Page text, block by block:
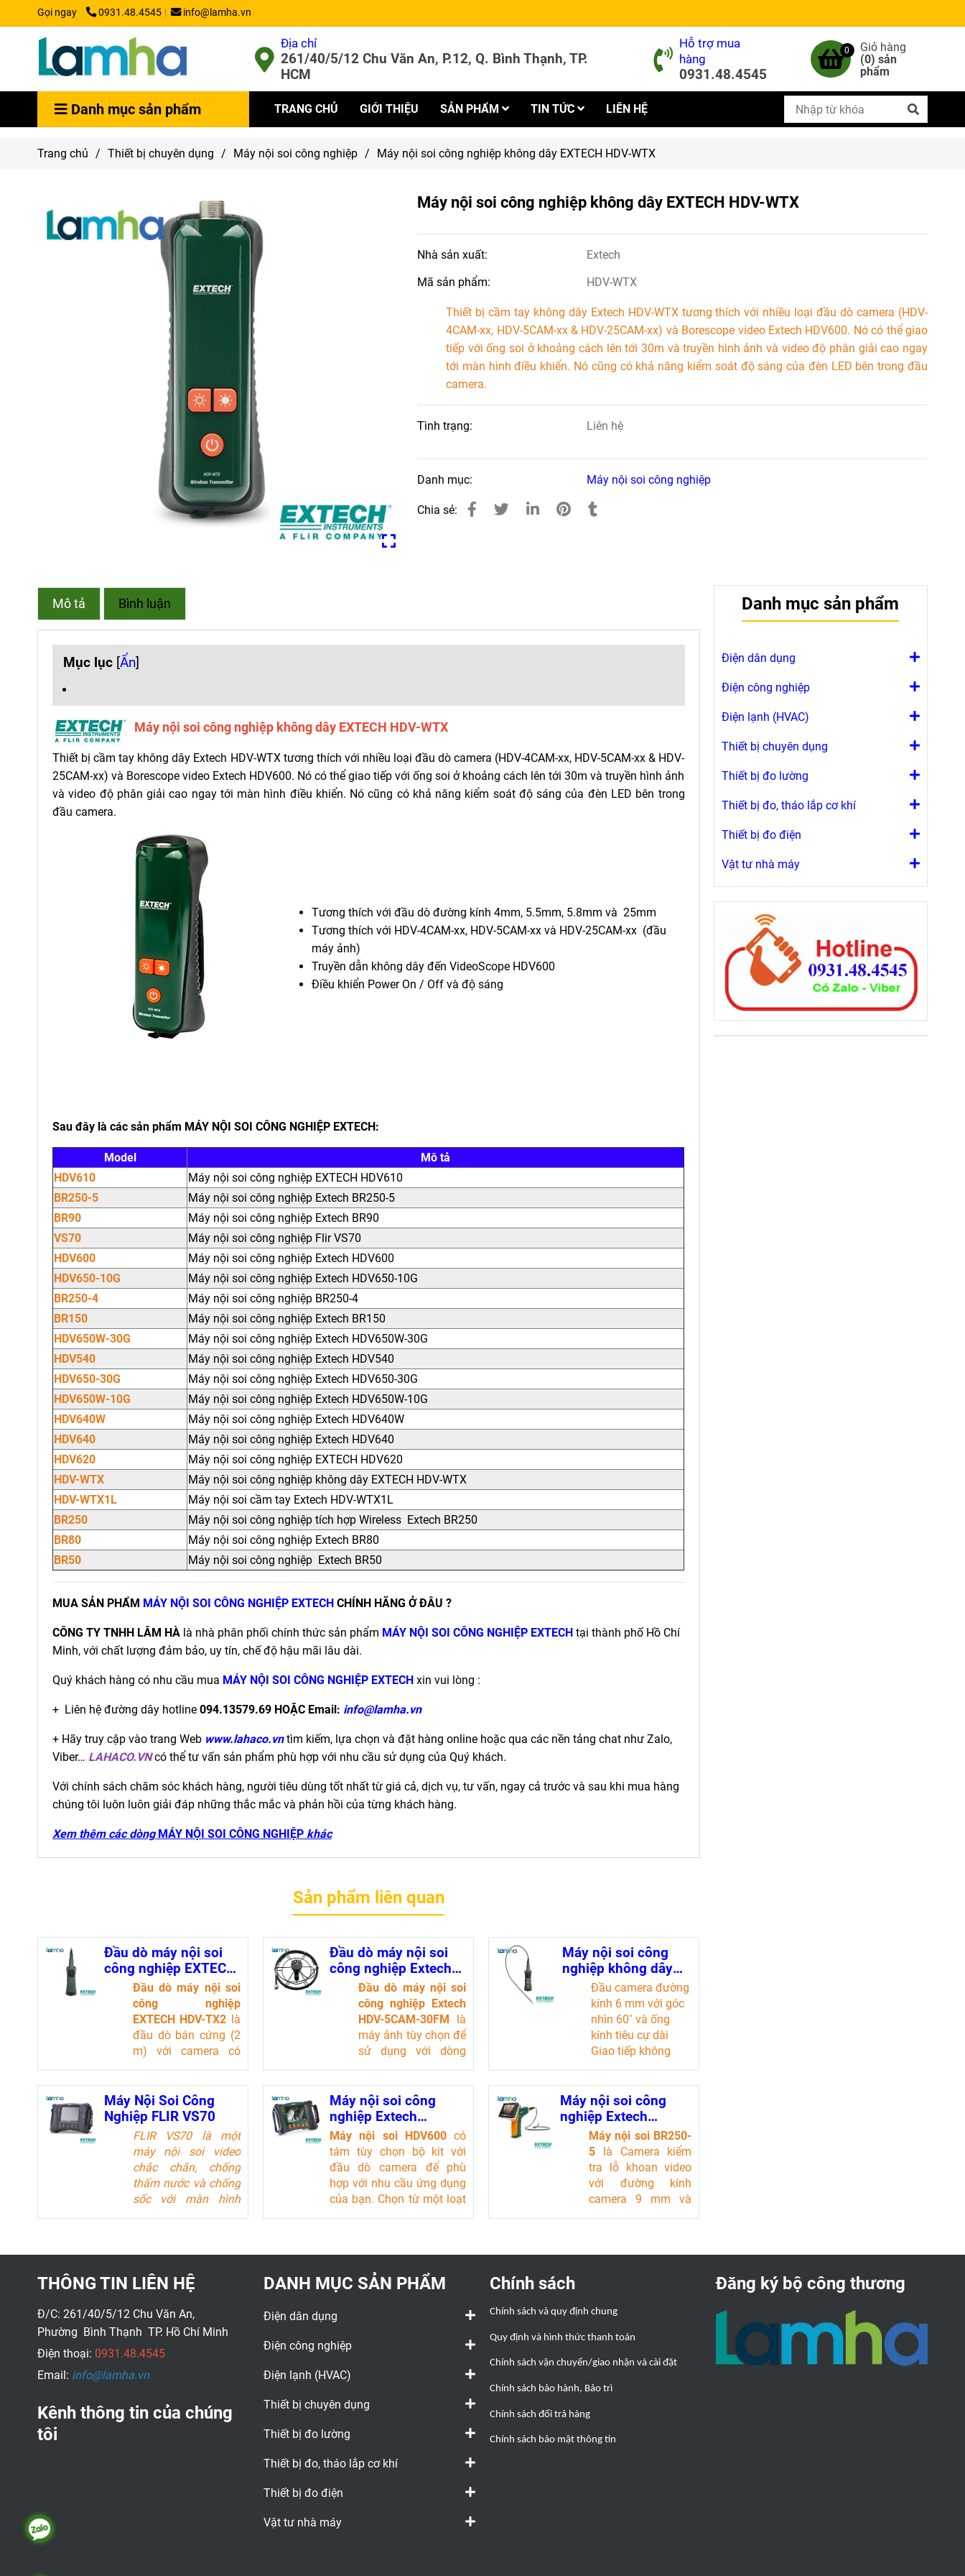
Gọi ngay 0931.48.4545 info@lamha.vn
Địa chỉ
261/40/5/12 Chu Văn An, P.12, Q. Bình Thạnh, TP.
HCM
Hỗ trợ mua
hàng
0931.48.4545
0
Giỏ hàng
(0) sản
phẩm
Danh mục sản phẩm TRANG CHỦ GIỚI THIỆU SẢN PHẨM TIN TỨC LIÊN HỆ
Trang chủ / Thiết bị chuyên dụng / Máy nội soi công nghiệp / Máy nội soi công nghiệp không dây EXTECH HDV-WTX
Máy nội soi công nghiệp không dây EXTECH HDV-WTX
Nhà sản xuất:
Extech
Mã sản phẩm:
HDV-WTX
Thiết bị cầm tay không dây Extech HDV-WTX tương thích với nhiều loại đầu dò camera (HDV-
4CAM-xx, HDV-5CAM-xx & HDV-25CAM-xx) và Borescope video Extech HDV600. Nó có thể giao
tiếp với ống soi ở khoảng cách lên tới 30m và truyền hình ảnh và video độ phân giải cao ngay
tới màn hình điều khiển. Nó cũng có khả năng kiểm soát độ sáng của đèn LED bên trong đầu
camera.
Tình trạng: Liên hệ
Danh mục: Máy nội soi công nghiệp
Chia sẻ:
Mô tả Bình luận
Mục lục [Ẩn]
Máy nội soi công nghiệp không dây EXTECH HDV-WTX
Thiết bị cầm tay không dây Extech HDV-WTX tương thích với nhiều loại đầu dò camera (HDV-4CAM-xx, HDV-5CAM-xx & HDV-
25CAM-xx) và Borescope video Extech HDV600. Nó có thể giao tiếp với ống soi ở khoảng cách lên tới 30m và truyền hình ảnh
và video độ phân giải cao ngay tới màn hình điều khiển. Nó cũng có khả năng kiểm soát độ sáng của đèn LED bên trong
đầu camera.
Tương thích với đầu dò đường kính 4mm, 5.5mm, 5.8mm và 25mm
Tương thích với HDV-4CAM-xx, HDV-5CAM-xx và HDV-25CAM-xx (đầu
máy ảnh)
Truyền dẫn không dây đến VideoScope HDV600
Điều khiển Power On / Off và độ sáng
Sau đây là các sản phẩm MÁY NỘI SOI CÔNG NGHIỆP EXTECH:
Model
Mô tả
HDV610
Máy nội soi công nghiệp EXTECH HDV610
BR250-5
Máy nội soi công nghiệp Extech BR250-5
BR90
Máy nội soi công nghiệp Extech BR90
VS70
Máy nội soi công nghiệp Flir VS70
HDV600
Máy nội soi công nghiệp Extech HDV600
HDV650-10G
Máy nội soi công nghiệp Extech HDV650-10G
BR250-4
Máy nội soi công nghiệp BR250-4
BR150
Máy nội soi công nghiệp Extech BR150
HDV650W-30G
Máy nội soi công nghiệp Extech HDV650W-30G
HDV540
Máy nội soi công nghiệp Extech HDV540
HDV650-30G
Máy nội soi công nghiệp Extech HDV650-30G
HDV650W-10G
Máy nội soi công nghiệp Extech HDV650W-10G
HDV640W
Máy nội soi công nghiệp Extech HDV640W
HDV640
Máy nội soi công nghiệp Extech HDV640
HDV620
Máy nội soi công nghiệp EXTECH HDV620
HDV-WTX
Máy nội soi công nghiệp không dây EXTECH HDV-WTX
HDV-WTX1L
Máy nội soi cầm tay Extech HDV-WTX1L
BR250
Máy nội soi công nghiệp tích hợp Wireless Extech BR250
BR80
Máy nội soi công nghiệp Extech BR80
BR50
Máy nội soi công nghiệp Extech BR50
MUA SẢN PHẨM MÁY NỘI SOI CÔNG NGHIỆP EXTECH CHÍNH HÃNG Ở ĐÂU ?
CÔNG TY TNHH LÂM HÀ là nhà phân phối chính thức sản phẩm MÁY NỘI SOI CÔNG NGHIỆP EXTECH tại thành phố Hồ Chí
Minh, với chất lượng đảm bảo, uy tín, chế độ hậu mãi lâu dài.
Quý khách hàng có nhu cầu mua MÁY NỘI SOI CÔNG NGHIỆP EXTECH xin vui lòng :
+ Liên hệ đường dây hotline 094.13579.69 HOẶC Email: info@lamha.vn
+ Hãy truy cập vào trang Web www.lahaco.vntìm kiếm, lựa chọn và đặt hàng online hoặc qua các nền tảng chat như Zalo,
Viber… LAHACO.VNcó thể tư vấn sản phẩm phù hợp với nhu cầu sử dụng của Quý khách.
Với chính sách chăm sóc khách hàng, người tiêu dùng tốt nhất từ giá cả, dịch vụ, tư vấn, ngay cả trước và sau khi mua hàng
chúng tôi luôn luôn giải đáp những thắc mắc và phản hồi của từng khách hàng.
Xem thêm các dòng MÁY NỘI SOI CÔNG NGHIỆP khác
Sản phẩm liên quan
Đầu dò máy nội soi
công nghiệp EXTECH
HDV-TX2
Đầu dò máy nội soi
công nghiệp
EXTECH HDV-TX2
là
đầu dò bán cứng (2
m) với camera có
đường kính 6 mm và
ống kính macro.
Camera nội soi
không dây có đầu
khớp nối 320° để có
góc nhìn tốt nhất.
Thao tác dễ dàng
bằng một tay của
đầu camera có khớp
khu vực bị cản trở
mà các đầu camera
tiêu chuẩn không thể
phát không dây tích
hợp trong bộ điều
khiển cáp camera
video lên đến 30,5 m
hình.
Đầu dò máy nội soi
công nghiệp Extech
HDV-5CAM-30FM
Đầu dò máy nội soi
công nghiệp Extech
HDV-5CAM-30FM
là
máy ảnh tùy chọn để
sử dụng với dòng
máy nội soi HDV600.
Đầu máy ảnh 5,5
mm với ống kính
macro này có trường
nhìn 65° (FOV).
Chiều dài cáp bán
cứng 30 mét.
Khoảng cách lấy nét
tối thiểu là 15 mm
(0,59 in).
Máy nội soi công
nghiệp không dây
EXTECH HDV-WTX1
Đầu camera đường
kính 6 mm với góc
nhìn 60˚ và ống
kính tiêu cự dài
Giao tiếp không
dây HDV600
Borescope trên
phạm vi 30m
Đầu camera xoay
hơn 240˚ trong
vùng mục tiêu
Máy Nội Soi Công
Nghiệp FLIR VS70
FLIR VS70 là một
máy nội soi video
chắc chắn, chống
thấm nước và chống
sốc với màn hình
LCD màu lớn 5,7
người dùng điều
khiển đầu dò camera
hẹp vào không gian
chật hẹp để mang lại
sống động và sắc
nét. Các giải pháp
camera mở rộng và
các phụ kiện bổ sung
Máy nội soi công
nghiệp Extech
HDV600
Máy nội soi HDV600có
tám tùy chọn bộ kit với
đầu dò camera để phù
hợp với nhu cầu ứng dụng
của bạn. Chọn từ một loạt
độ dài đầu dò và đường
video chống nước, chống
rơi này có màn hình LCD
phân giải 640 × 480 độ
phân giải cao. Thẻ nhớ SD
hình ảnh
Máy nội soi công
nghiệp Extech
BR250-5Máy nội soi BR250-
5
là Camera kiểm
tra lỗ khoan video
với đường kính
camera 9 mm và
Màn hình LCD TFT
điểm đo tối đa 32
Danh mục sản phẩm
Điện dân dụng
Điện công nghiệp
Điện lạnh (HVAC)
Thiết bị chuyên dụng
Thiết bị đo lường
Thiết bị đo, tháo lắp cơ khí
Thiết bị đo điện
Vật tư nhà máy
THÔNG TIN LIÊN HỆ
Đ/C: 261/40/5/12 Chu Văn An,
Phường Bình Thạnh TP. Hồ Chí Minh
Điện thoại: 0931.48.4545
Email: info@lamha.vn
Kênh thông tin của chúng
tôi
DANH MỤC SẢN PHẨM
Điện dân dụng
Điện công nghiệp
Điện lạnh (HVAC)
Thiết bị chuyên dụng
Thiết bị đo lường
Thiết bị đo, tháo lắp cơ khí
Thiết bị đo điện
Vật tư nhà máy
Chính sách
Chính sách và quy định chung
Quy định và hình thức thanh toán
Chính sách vận chuyển/giao nhận và cài đặt
Chính sách bảo hành, Bảo trì
Chính sách đổi trả hàng
Chính sách bảo mật thông tin
Đăng ký bộ công thương